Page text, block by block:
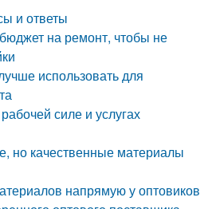
и ответы
на ремонт, чтобы не
использовать для
силе и услугах
но качественные материалы
напрямую у оптовиков